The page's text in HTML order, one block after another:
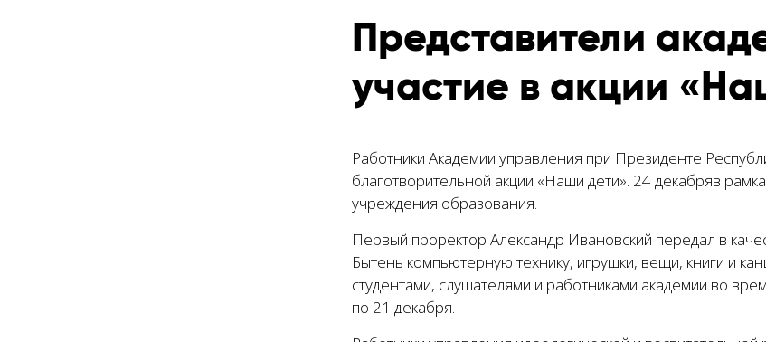
Представители
участие в акции
Работники Академии управления при Президенте
благотворительной акции «Наши дети». 24 декабряв
учреждения образования.
Первый проректор Александр Ивановский передал в
Бытень компьютерную технику, игрушки, вещи, книги и
студентами, слушателями и работниками академии во
по 21 декабря.